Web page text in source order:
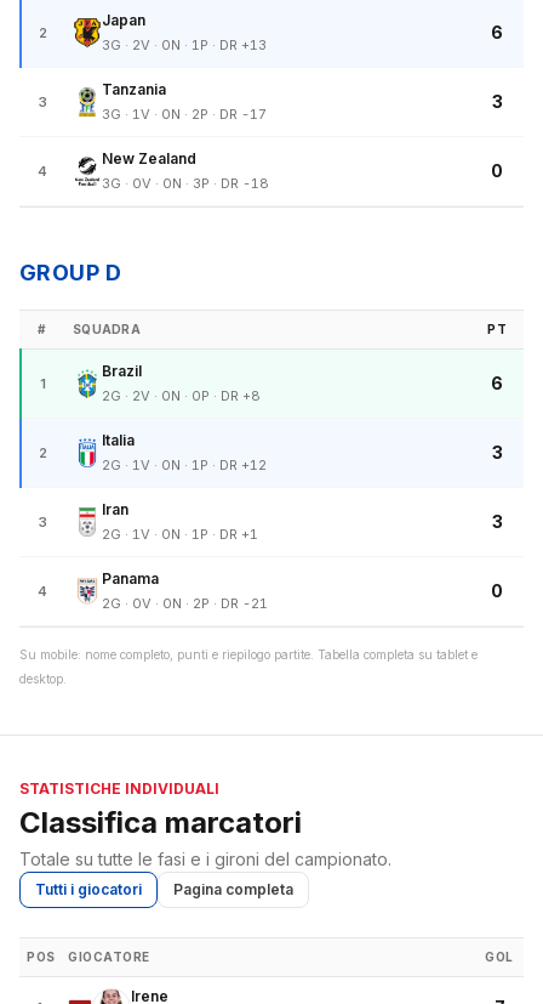
2
Japan
3G · 2V · 0N · 1P · DR +13
6
3
Tanzania
3G · 1V · 0N · 2P · DR -17
3
4
New Zealand
3G · 0V · 0N · 3P · DR -18
0
GROUP D
# SQUADRA PT
1
Brazil
2G · 2V · 0N · 0P · DR +8
6
2
Italia
2G · 1V · 0N · 1P · DR +12
3
3
Iran
2G · 1V · 0N · 1P · DR +1
3
4
Panama
2G · 0V · 0N · 2P · DR -21
0
Su mobile: nome completo, punti e riepilogo partite. Tabella completa su tablet e
desktop.
STATISTICHE INDIVIDUALI
Classifica marcatori
Totale su tutte le fasi e i gironi del campionato.
Tutti i giocatori Pagina completa
POS GIOCATORE GOL
Irene